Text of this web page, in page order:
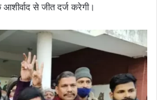
से जीत दर्ज करेगी।